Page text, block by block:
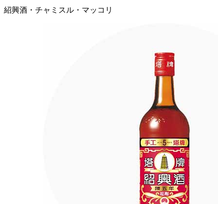
紹興酒・チャミスル・マッコリ